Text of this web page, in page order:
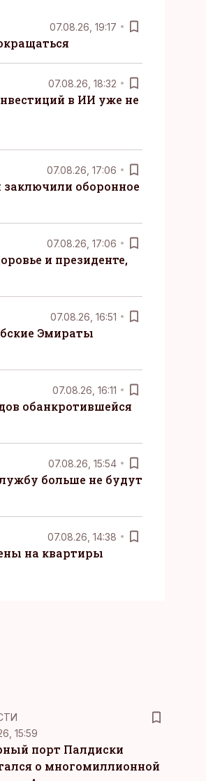
07.08.26, 19:17
07.08.26, 18:32
в ИИ уже не
07.08.26, 17:06
оборонное
07.08.26, 17:06
и президенте,
07.08.26, 16:51
Эмираты
07.08.26, 16:11
обанкротившейся
07.08.26, 15:54
больше не будут
07.08.26, 14:38
на квартиры
15:59
порт Палдиски
о многомиллионной